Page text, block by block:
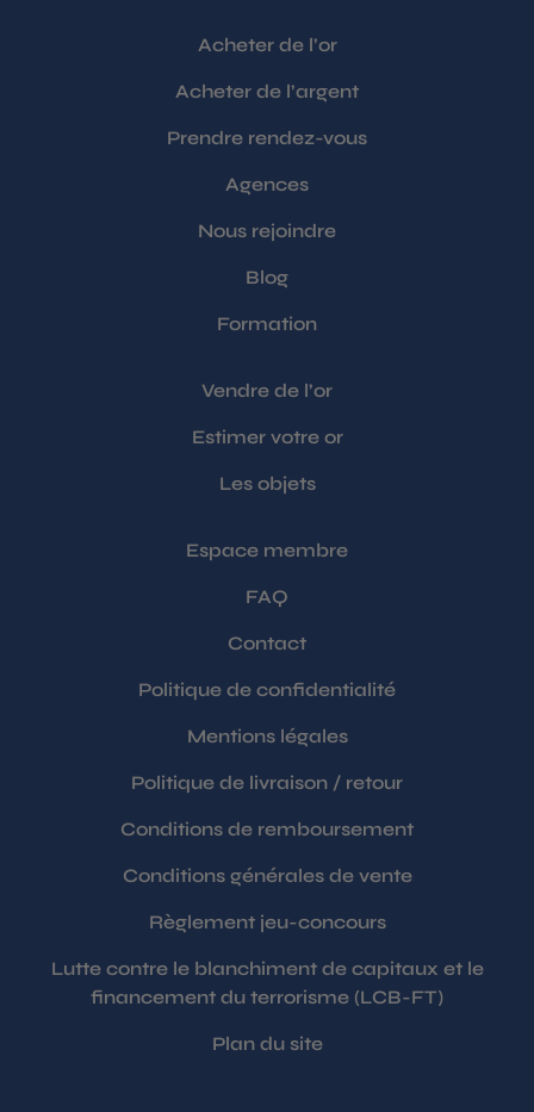
Acheter de l’or
Acheter de l’argent
Prendre rendez-vous
Agences
Nous rejoindre
Blog
Formation
Vendre de l’or
Estimer votre or
Les objets
Espace membre
FAQ
Contact
Politique de confidentialité
Mentions légales
Politique de livraison / retour
Conditions de remboursement
Conditions générales de vente
Règlement jeu-concours
Lutte contre le blanchiment de capitaux et le
financement du terrorisme (LCB-FT)
Plan du site